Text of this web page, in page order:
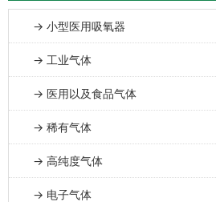
→ 小型医用吸氧器
→ 工业气体
→ 医用以及食品气体
→ 稀有气体
→ 高纯度气体
→ 电子气体